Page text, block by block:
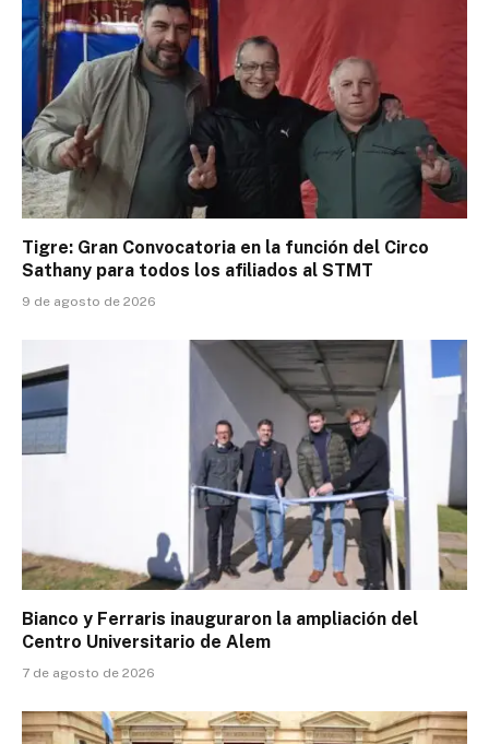
Tigre: Gran Convocatoria en la función del Circo
Sathany para todos los afiliados al STMT
9 de agosto de 2026
Bianco y Ferraris inauguraron la ampliación del
Centro Universitario de Alem
7 de agosto de 2026